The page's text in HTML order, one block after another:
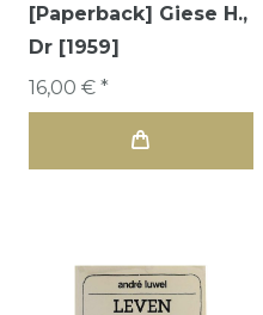
[Paperback] Giese H.,
Dr [1959]
16,00 € *